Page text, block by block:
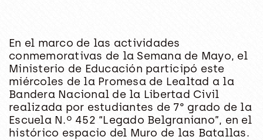
En el marco de las actividades
conmemorativas de la Semana de Mayo, el
Ministerio de Educación participó este
miércoles de la Promesa de Lealtad a la
Bandera Nacional de la Libertad Civil
realizada por estudiantes de 7° grado de la
Escuela N.º 452 “Legado Belgraniano”, en el
histórico espacio del Muro de las Batallas.